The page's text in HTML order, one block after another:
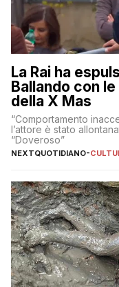
La Rai ha
Ballando con
della X Mas
“Comportamento
l’attore è stato
“Doveroso”
NEXTQUOTIDIANO-